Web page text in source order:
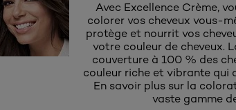
Avec Excellence Crème,
colorer vos cheveux vous-
protège et nourrit vos
votre couleur de cheveux.
couverture à 100 % des
couleur riche et vibrante qui
En savoir plus sur la
vaste gamme